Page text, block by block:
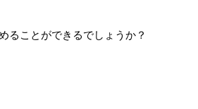
ることができるでしょうか？